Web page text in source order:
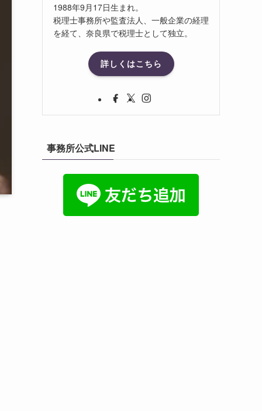
1988年9月17日生まれ。
税理士事務所や監査法人、一般企業の経理
を経て、奈良県で税理士として独立。
詳しくはこちら
事務所公式LINE